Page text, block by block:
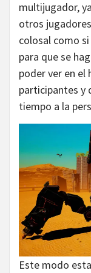
multijugador,
otros
colosal como
para que se
poder ver en el
participantes y
tiempo a la
Este modo